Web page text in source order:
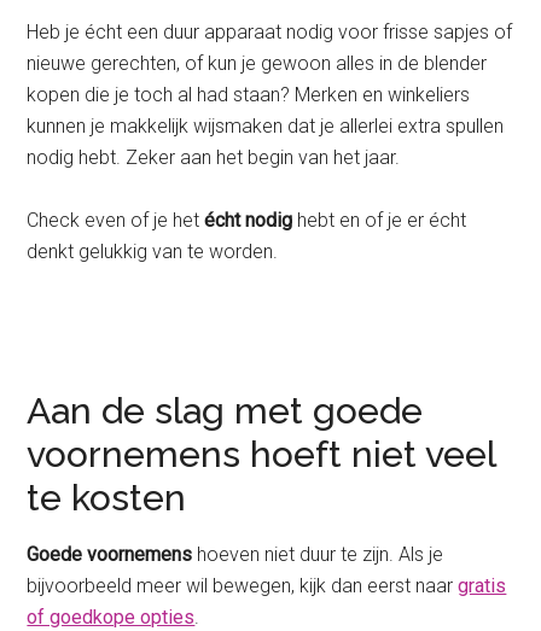
Heb je écht een duur apparaat nodig voor frisse sapjes of
nieuwe gerechten, of kun je gewoon alles in de blender
kopen die je toch al had staan? Merken en winkeliers
kunnen je makkelijk wijsmaken dat je allerlei extra spullen
nodig hebt. Zeker aan het begin van het jaar.
Check even of je hetécht nodig hebt en of je er écht
denkt gelukkig van te worden.
Aan de slag met goede
voornemens hoeft niet veel
te kosten
Goede voornemens hoeven niet duur te zijn. Als je
bijvoorbeeld meer wil bewegen, kijk dan eerst naargratis
of goedkope opties.